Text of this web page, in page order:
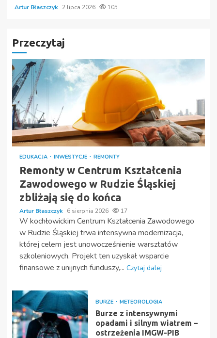
Artur Błaszczyk 2 lipca 2026 105
Przeczytaj
EDUKACJA INWESTYCJE REMONTY
Remonty w Centrum Kształcenia
Zawodowego w Rudzie Śląskiej
zbliżają się do końca
Artur Błaszczyk 6 sierpnia 2026 17
W kochłowickim Centrum Kształcenia Zawodowego
w Rudzie Śląskiej trwa intensywna modernizacja,
której celem jest unowocześnienie warsztatów
szkoleniowych. Projekt ten uzyskał wsparcie
finansowe z unijnych funduszy,... Czytaj dalej
BURZE METEOROLOGIA
Burze z intensywnymi
opadami i silnym wiatrem –
ostrzeżenia IMGW-PIB